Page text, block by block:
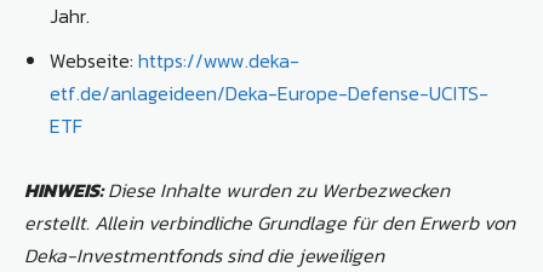
Jahr.
Webseite: https://www.deka-
etf.de/anlageideen/Deka-Europe-Defense-UCITS-
ETF
HINWEIS:Diese Inhalte wurden zu Werbezwecken
erstellt. Allein verbindliche Grundlage für den Erwerb von
Deka-Investmentfonds sind die jeweiligen